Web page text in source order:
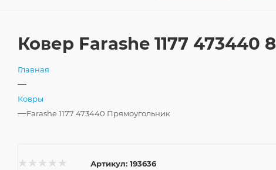
Ковер Farashe 1177 473440
Главная
—
Ковры
—Farashe 1177 473440 Прямоугольник
Артикул: 193636